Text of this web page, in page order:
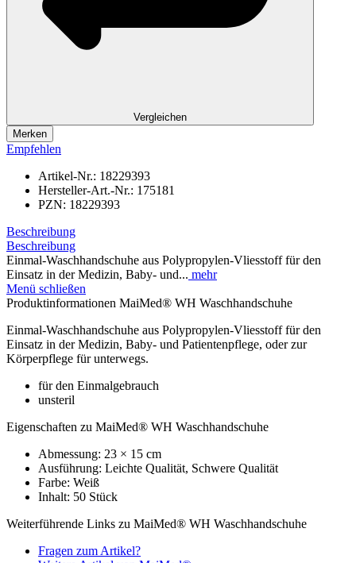
Vergleichen
Merken
Empfehlen
Artikel-Nr.: 18229393
Hersteller-Art.-Nr.: 175181
PZN: 18229393
Beschreibung
Beschreibung
Einmal-Waschhandschuhe aus Polypropylen-Vliesstoff für den
Einsatz in der Medizin, Baby- und... mehr
Menü schließen
Produktinformationen MaiMed® WH Waschhandschuhe
Einmal-Waschhandschuhe aus Polypropylen-Vliesstoff für den
Einsatz in der Medizin, Baby- und Patientenpflege, oder zur
Körperpflege für unterwegs.
für den Einmalgebrauch
unsteril
Eigenschaften zu MaiMed® WH Waschhandschuhe
Abmessung: 23 × 15 cm
Ausführung: Leichte Qualität, Schwere Qualität
Farbe: Weiß
Inhalt: 50 Stück
Weiterführende Links zu MaiMed® WH Waschhandschuhe
Fragen zum Artikel?